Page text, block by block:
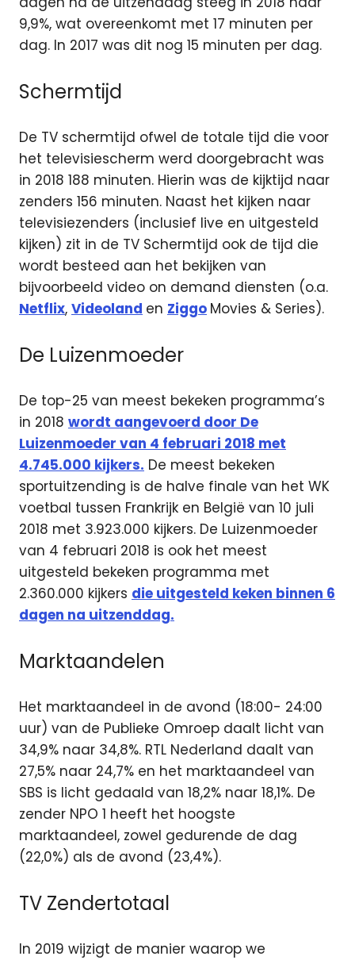
9,9%, wat overeenkomt met 17 minuten per
dag. In 2017 was dit nog 15 minuten per dag.
Schermtijd
De TV schermtijd ofwel de totale tijd die voor
het televisiescherm werd doorgebracht was
in 2018 188 minuten. Hierin was de kijktijd naar
zenders 156 minuten. Naast het kijken naar
televisiezenders (inclusief live en uitgesteld
kijken) zit in de TV Schermtijd ook de tijd die
wordt besteed aan het bekijken van
bijvoorbeeld video on demand diensten (o.a.
Netflix, Videoland en Ziggo Movies & Series).
De Luizenmoeder
De top-25 van meest bekeken programma’s
in 2018 wordt aangevoerd door De
Luizenmoeder van 4 februari 2018 met
4.745.000 kijkers. De meest bekeken
sportuitzending is de halve finale van het WK
voetbal tussen Frankrijk en België van 10 juli
2018 met 3.923.000 kijkers. De Luizenmoeder
van 4 februari 2018 is ook het meest
uitgesteld bekeken programma met
2.360.000 kijkers die uitgesteld keken binnen 6
dagen na uitzenddag.
Marktaandelen
Het marktaandeel in de avond (18:00- 24:00
uur) van de Publieke Omroep daalt licht van
34,9% naar 34,8%. RTL Nederland daalt van
27,5% naar 24,7% en het marktaandeel van
SBS is licht gedaald van 18,2% naar 18,1%. De
zender NPO 1 heeft het hoogste
marktaandeel, zowel gedurende de dag
(22,0%) als de avond (23,4%).
TV Zendertotaal
In 2019 wijzigt de manier waarop we